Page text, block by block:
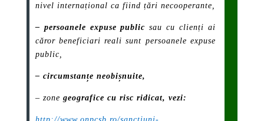
nivel internațional ca fiind țări necooperante,
– persoanele expuse public sau cu clienți ai
căror beneficiari reali sunt persoanele expuse
public,
– circumstanțe neobișnuite,
– zone geografice cu risc ridicat, vezi: